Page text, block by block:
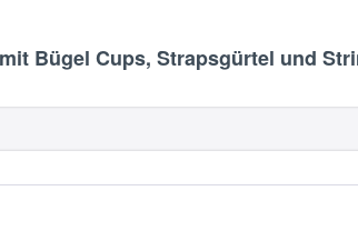
Bügel Cups, Strapsgürtel und